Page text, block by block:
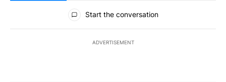
All Comments
Start the conversation
ADVERTISEMENT